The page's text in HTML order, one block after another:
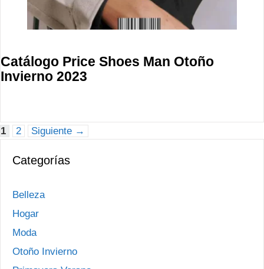
Catálogo Price Shoes Man Otoño
Invierno 2023
Página
1 Página
2 Siguiente →
Categorías
Belleza
Hogar
Moda
Otoño Invierno